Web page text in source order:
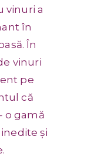
vinuri a
în
În
vinuri
pe
că
o gamă
și